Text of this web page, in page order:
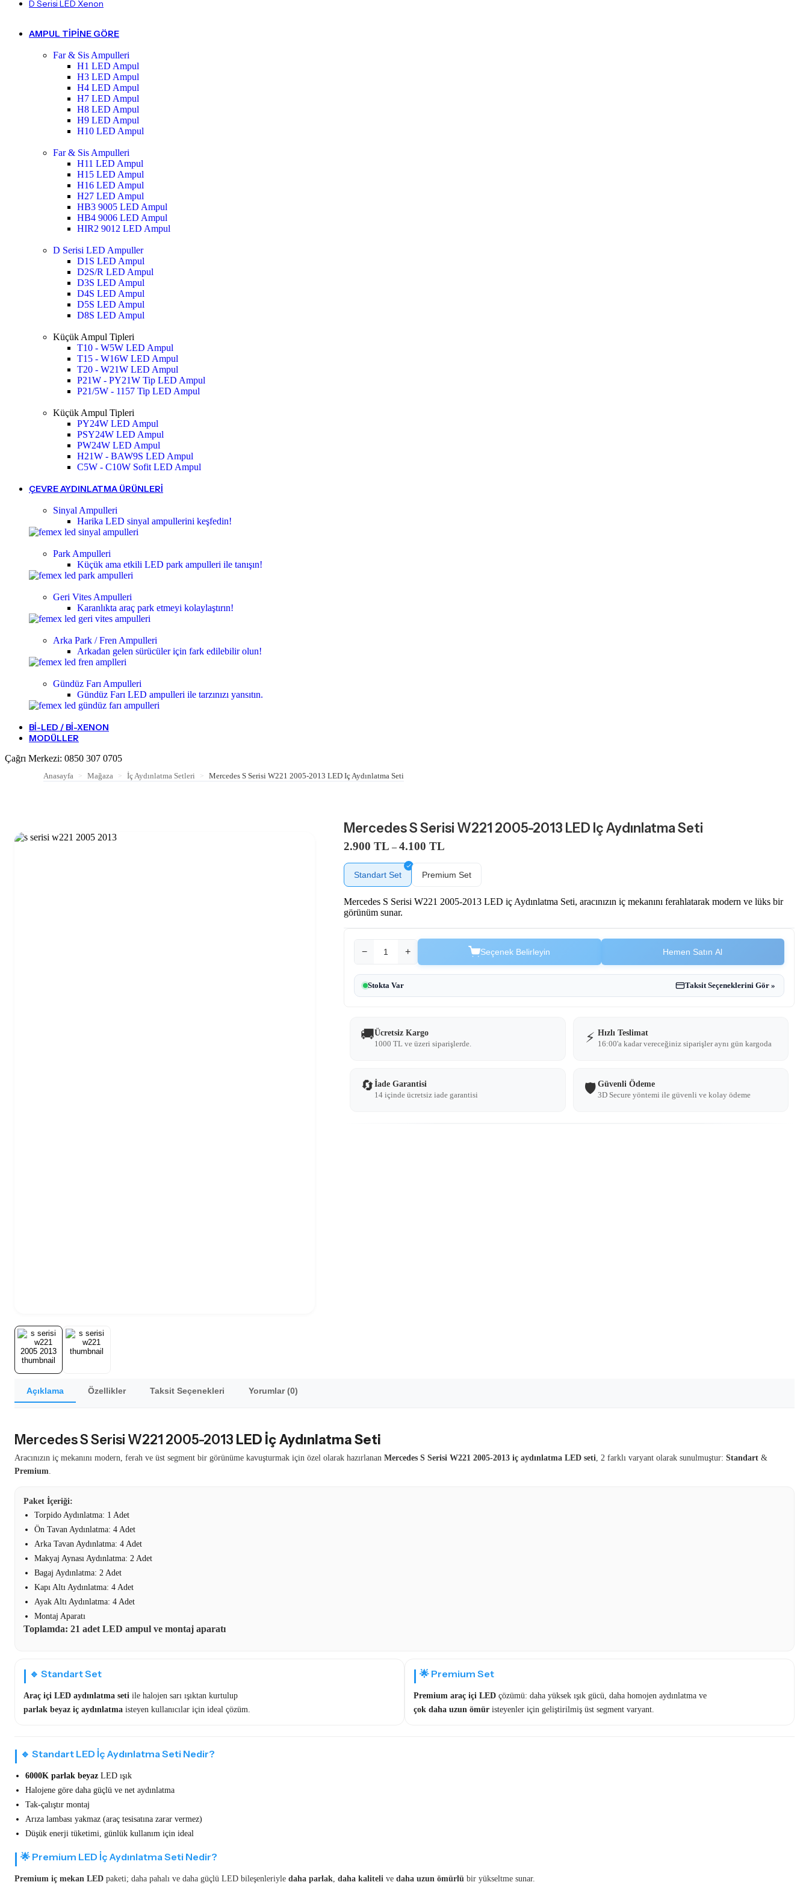
D Serisi LED Xenon
AMPUL TIPINE GÖRE
Far & Sis Ampulleri
H1 LED Ampul
H3 LED Ampul
H4 LED Ampul
H7 LED Ampul
H8 LED Ampul
H9 LED Ampul
H10 LED Ampul
Far & Sis Ampulleri
H11 LED Ampul
H15 LED Ampul
H16 LED Ampul
H27 LED Ampul
HB3 9005 LED Ampul
HB4 9006 LED Ampul
HIR2 9012 LED Ampul
D Serisi LED Ampuller
D1S LED Ampul
D2S/R LED Ampul
D3S LED Ampul
D4S LED Ampul
D5S LED Ampul
D8S LED Ampul
Küçük Ampul Tipleri
T10 - W5W LED Ampul
T15 - W16W LED Ampul
T20 - W21W LED Ampul
P21W - PY21W Tip LED Ampul
P21/5W - 1157 Tip LED Ampul
Küçük Ampul Tipleri
PY24W LED Ampul
PSY24W LED Ampul
PW24W LED Ampul
H21W - BAW9S LED Ampul
C5W - C10W Sofit LED Ampul
ÇEVRE AYDINLATMA ÜRÜNLERI
Sinyal Ampulleri
Harika LED sinyal ampullerini keşfedin!
Park Ampulleri
Küçük ama etkili LED park ampulleri ile tanışın!
Geri Vites Ampulleri
Karanlıkta araç park etmeyi kolaylaştırın!
Arka Park / Fren Ampulleri
Arkadan gelen sürücüler için fark edilebilir olun!
Gündüz Farı Ampulleri
Gündüz Farı LED ampulleri ile tarzınızı yansıtın.
BI-LED / BI-XENON
MODÜLLER
Çağrı Merkezi: 0850 307 0705
Anasayfa > Mağaza > İç Aydınlatma Setleri > Mercedes S Serisi W221 2005-2013 LED Iç Aydınlatma Seti
Mercedes S Serisi W221 2005-2013 LED Iç Aydınlatma Seti
2.900 TL – 4.100 TL
Standart Set Premium Set
Mercedes S Serisi W221 2005-2013 LED iç Aydınlatma Seti, aracınızın iç mekanını ferahlatarak modern ve lüks bir
görünüm sunar.
− + Seçenek Belirleyin Hemen Satın Al
Stokta Var Taksit Seçeneklerini Gör »
🚚Ücretsiz Kargo
1000 TL ve üzeri siparişlerde.
⚡ Hızlı Teslimat
16:00'a kadar vereceğiniz siparişler aynı gün kargoda
🔄İade Garantisi
14 içinde ücretsiz iade garantisi
🛡️ Güvenli Ödeme
3D Secure yöntemi ile güvenli ve kolay ödeme
Açıklama Özellikler Taksit Seçenekleri Yorumlar (0)
Mercedes S Serisi W221 2005-2013 LED İç Aydınlatma Seti
Aracınızın iç mekanını modern, ferah ve üst segment bir görünüme kavuşturmak için özel olarak hazırlanan Mercedes S Serisi W221 2005-2013 iç aydınlatma LED seti, 2 farklı varyant olarak sunulmuştur: Standart &
Premium.
Paket İçeriği:
Torpido Aydınlatma: 1 Adet
Ön Tavan Aydınlatma: 4 Adet
Arka Tavan Aydınlatma: 4 Adet
Makyaj Aynası Aydınlatma: 2 Adet
Bagaj Aydınlatma: 2 Adet
Kapı Altı Aydınlatma: 4 Adet
Ayak Altı Aydınlatma: 4 Adet
Montaj Aparatı
Toplamda: 21 adet LED ampul ve montaj aparatı
🔹 Standart Set
Araç içi LED aydınlatma seti ile halojen sarı ışıktan kurtulup
parlak beyaz iç aydınlatma isteyen kullanıcılar için ideal çözüm.
🌟 Premium Set
Premium araç içi LED çözümü: daha yüksek ışık gücü, daha homojen aydınlatma ve
çok daha uzun ömür isteyenler için geliştirilmiş üst segment varyant.
🔹 Standart LED İç Aydınlatma Seti Nedir?
6000K parlak beyaz LED ışık
Halojene göre daha güçlü ve net aydınlatma
Tak-çalıştır montaj
Arıza lambası yakmaz (araç tesisatına zarar vermez)
Düşük enerji tüketimi, günlük kullanım için ideal
🌟 Premium LED İç Aydınlatma Seti Nedir?
Premium iç mekan LED paketi; daha pahalı ve daha güçlü LED bileşenleriyle daha parlak, daha kaliteli ve daha uzun ömürlü bir yükseltme sunar.